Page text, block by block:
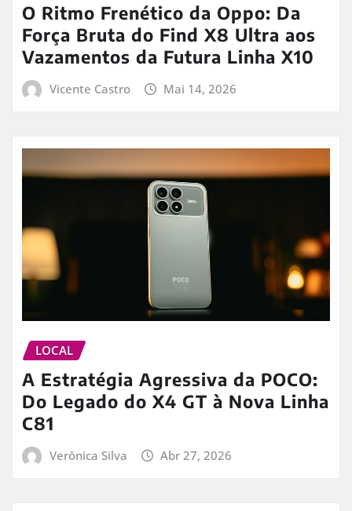
O Ritmo Frenético da Oppo: Da
Força Bruta do Find X8 Ultra aos
Vazamentos da Futura Linha X10
Vicente Castro Mai 14, 2026
LOCAL
A Estratégia Agressiva da POCO:
Do Legado do X4 GT à Nova Linha
C81
Verônica Silva Abr 27, 2026